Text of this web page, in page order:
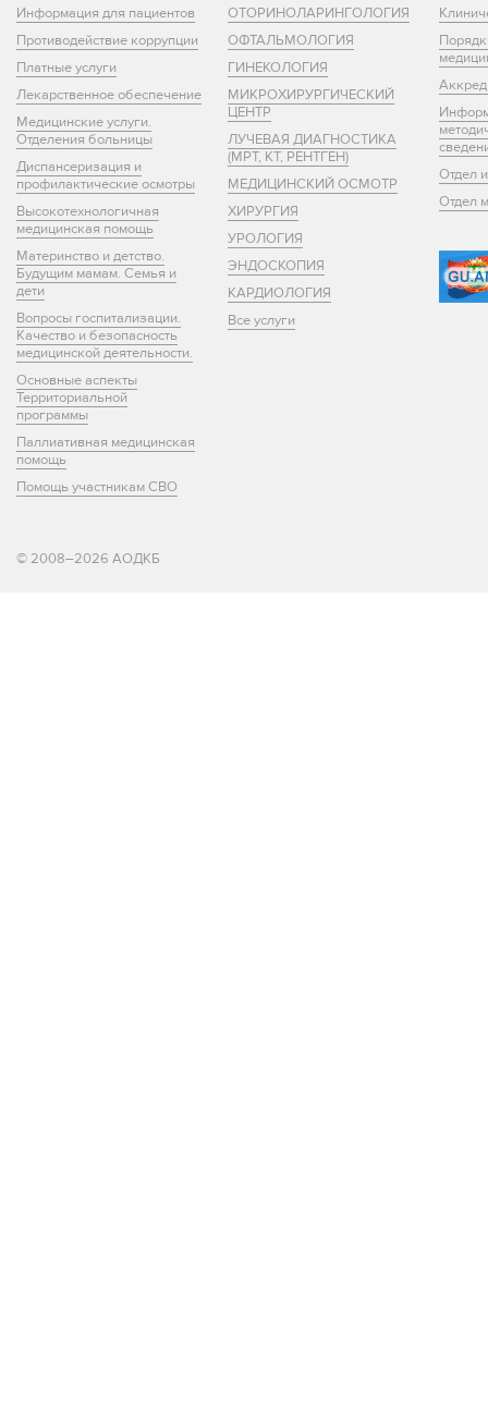
Информация для пациентов
Противодействие коррупции
Платные услуги
Лекарственное обеспечение
Медицинские услуги.
Отделения больницы
Диспансеризация и
профилактические осмотры
Высокотехнологичная
медицинская помощь
Материнство и детство.
Будущим мамам. Семья и
дети
Вопросы госпитализации.
Качество и безопасность
медицинской деятельности.
Основные аспекты
Территориальной
программы
Паллиативная медицинская
помощь
Помощь участникам СВО
ОТОРИНОЛАРИНГОЛОГИЯ
ОФТАЛЬМОЛОГИЯ
ГИНЕКОЛОГИЯ
МИКРОХИРУРГИЧЕСКИЙ
ЦЕНТР
ЛУЧЕВАЯ ДИАГНОСТИКА
(МРТ, КТ, РЕНТГЕН)
МЕДИЦИНСКИЙ ОСМОТР
ХИРУРГИЯ
УРОЛОГИЯ
ЭНДОСКОПИЯ
КАРДИОЛОГИЯ
Все услуги
Отдел
Отдел
© 2008–2026 АОДКБ